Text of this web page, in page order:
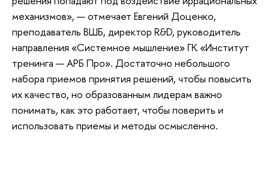
механизмов», — отмечает Евгений Доценко,
преподаватель ВШБ, директор R&D, руководитель
направления «Системное мышление» ГК «Институт
тренинга — АРБ Про». Достаточно небольшого
набора приемов принятия решений, чтобы повысить
их качество, но образованным лидерам важно
понимать, как это работает, чтобы поверить и
использовать приемы и методы осмысленно.